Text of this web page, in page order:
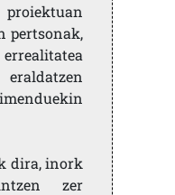
pertsonak,
dira, inork
zer